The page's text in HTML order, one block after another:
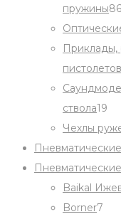
пружины86
Приклады,
пистолетов
ствола19
Чехлы
Baikal
Borner7